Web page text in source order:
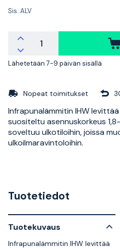
Sis. ALV
Lähetetään 7-9 päivän sisällä
Nopeat toimitukset
Infrapunalämmitin IHW
suositeltu asennuskorkeus
soveltuu ulkotiloihin, joissa
ulkoilmaravintoloihin.
Tuotetiedot
Tuotekuvaus
Infrapunalämmitin IHW levittää